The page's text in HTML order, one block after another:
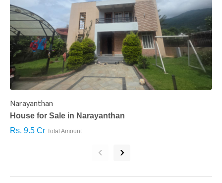
Narayanthan
House for Sale in Narayanthan
Rs. 9.5 Cr Total Amount
‹ ›